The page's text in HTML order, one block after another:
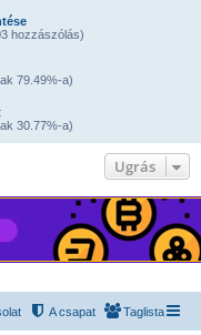
hozzászólás)
79.49%-a)
30.77%-a)
Ugrás
Taglista
A csapat